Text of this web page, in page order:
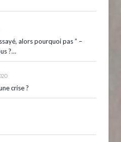
alors pourquoi pas ” –
?…
crise ?